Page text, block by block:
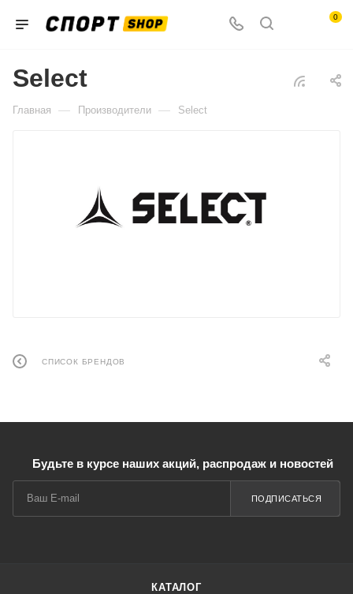
0
Select
Главная — Производители — Select
СПИСОК БРЕНДОВ
Будьте в курсе наших акций, распродаж и новостей
ПОДПИСАТЬСЯ
КАТАЛОГ